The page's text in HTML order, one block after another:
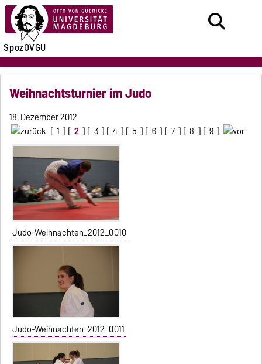
SpozOVGU
Weihnachtsturnier im Judo
18. Dezember 2012
[ 1 ] [ 2 ] [ 3 ] [ 4 ] [ 5 ] [ 6 ] [ 7 ] [ 8 ] [ 9 ]
Judo-Weihnachten_2012_0010
Judo-Weihnachten_2012_0011